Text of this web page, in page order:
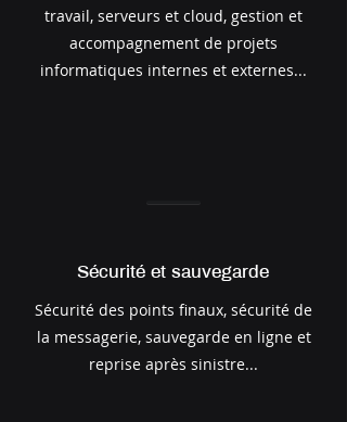
travail, serveurs et cloud, gestion et
accompagnement de projets
informatiques internes et externes...
Sécurité et sauvegarde
Sécurité des points finaux, sécurité de
la messagerie, sauvegarde en ligne et
reprise après sinistre...